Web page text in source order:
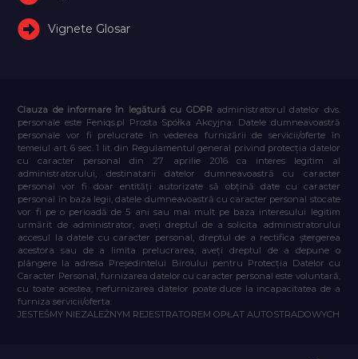
Vignete Glosar
Clauza de informare în legătură cu GDPR administratorul datelor dvs.
personale este Feniqs.pl Prosta Spółka Akcyjna. Datele dumneavoastră
personale vor fi prelucrate în vederea furnizării de servicii/oferte în
temeiul art. 6 sec. 1 lit. din Regulamentul general privind protecția datelor
cu caracter personal din 27 aprilie 2016 ca interes legitim al
administratorului, destinatarii datelor dumneavoastră cu caracter
personal vor fi doar entități autorizate să obțină date cu caracter
personal în baza legii, datele dumneavoastră cu caracter personal stocate
vor fi pe o perioadă de 5 ani sau mai mult pe baza interesului legitim
urmărit de administrator, aveți dreptul de a solicita administratorului
accesul la datele cu caracter personal, dreptul de a rectifica ștergerea
acestora sau de a limita prelucrarea, aveți dreptul de a depune o
plângere la adresa Președintelui Biroului pentru Protecția Datelor cu
Caracter Personal, furnizarea datelor cu caracter personal este voluntară,
cu toate acestea, nefurnizarea datelor poate duce la incapacitatea de a
furniza servicii/oferta.
JESTEŚMY NIEZALEŻNYM REJESTRATOREM OPŁAT AUTOSTRADOWYCH